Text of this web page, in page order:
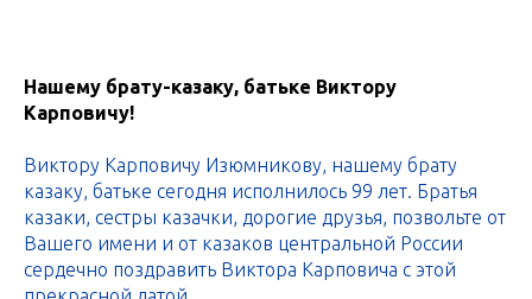
Нашему брату-казаку, батьке Виктору
Карповичу!
Виктору Карповичу Изюмникову, нашему брату
казаку, батьке сегодня исполнилось 99 лет. Братья
казаки, сестры казачки, дорогие друзья, позвольте от
Вашего имени и от казаков центральной России
сердечно поздравить Виктора Карповича с этой